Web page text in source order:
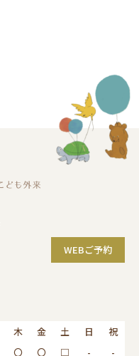
WEBご予約
木 金 土 日
祝
〇 〇 □ -
-